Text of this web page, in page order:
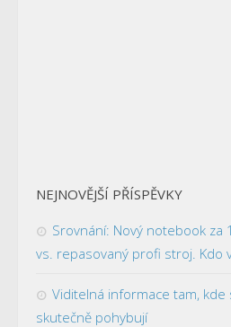
NEJNOVĚJŠÍ PŘÍSPĚVKY
Srovnání: Nový notebook za
vs. repasovaný profi stroj. Kdo
Viditelná informace tam, kde
skutečně pohybují